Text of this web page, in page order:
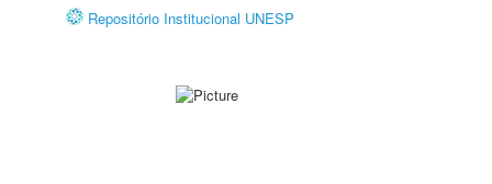
Repositório Institucional UNESP